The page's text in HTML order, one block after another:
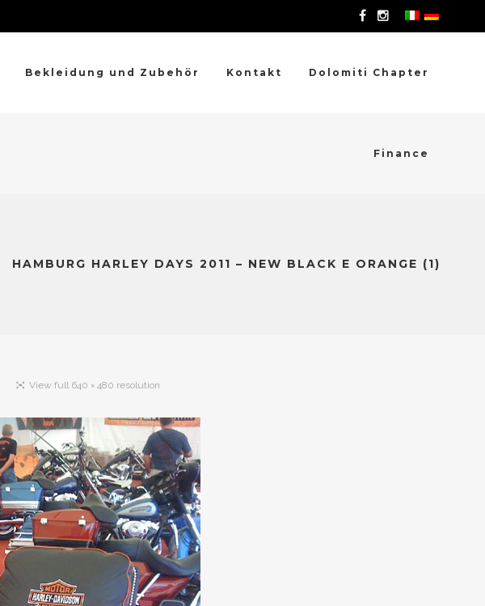
Bekleidung und Zubehör Kontakt Dolomiti Chapter
Finance
HAMBURG HARLEY DAYS 2011 – NEW BLACK E ORANGE (1)
View full 640 × 480 resolution